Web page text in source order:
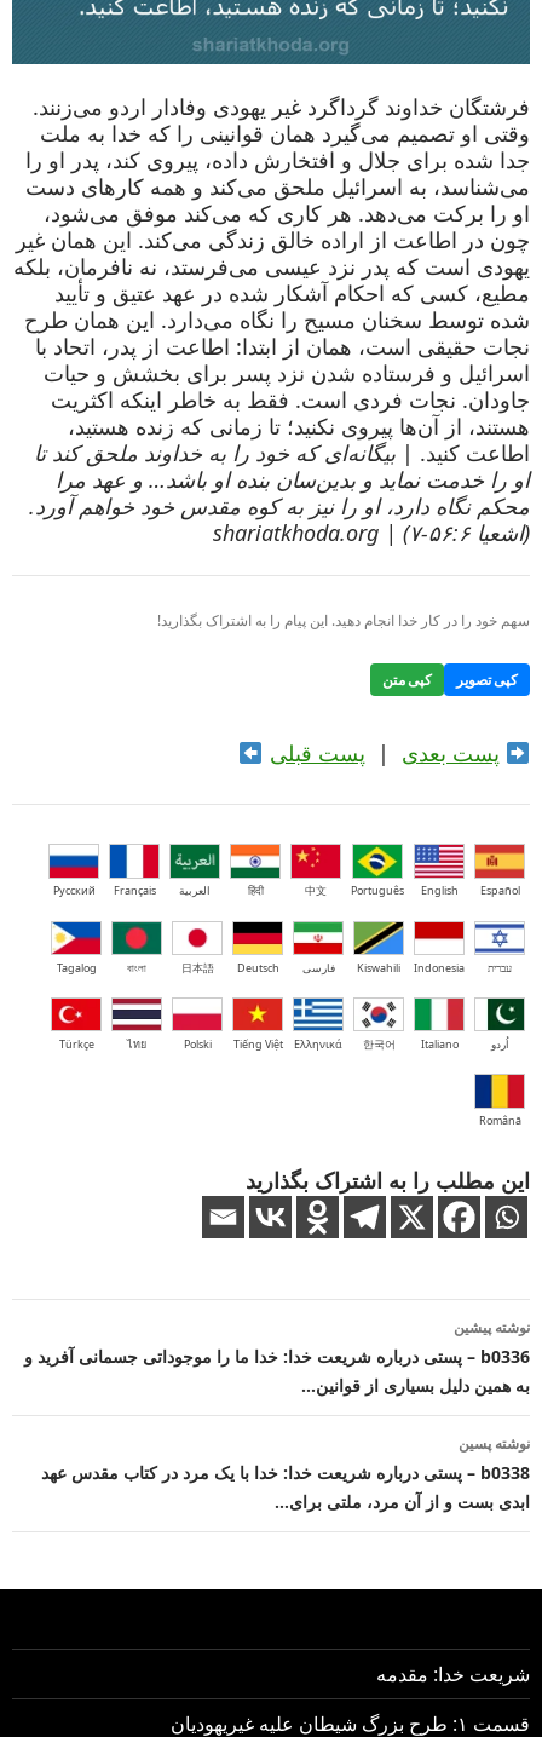
فرشتگان خداوند گرداگرد غیر یهودی وفادار اردو می‌زنند.
وقتی او تصمیم می‌گیرد همان قوانینی را که خدا به ملت
جدا شده برای جلال و افتخارش داده، پیروی کند، پدر او را
می‌شناسد، به اسرائیل ملحق می‌کند و همه کارهای دست
او را برکت می‌دهد. هر کاری که می‌کند موفق می‌شود،
چون در اطاعت از اراده خالق زندگی می‌کند. این همان غیر
یهودی است که پدر نزد عیسی می‌فرستد، نه نافرمان، بلکه
مطیع، کسی که احکام آشکار شده در عهد عتیق و تأیید
شده توسط سخنان مسیح را نگاه می‌دارد. این همان طرح
نجات حقیقی است، همان از ابتدا: اطاعت از پدر، اتحاد با
اسرائیل و فرستاده شدن نزد پسر برای بخشش و حیات
جاودان. نجات فردی است. فقط به خاطر اینکه اکثریت
هستند، از آن‌ها پیروی نکنید؛ تا زمانی که زنده هستید،
اطاعت کنید. | بیگانه‌ای که خود را به خداوند ملحق کند تا
او را خدمت نماید و بدین‌سان بنده او باشد… و عهد مرا
محکم نگاه دارد، او را نیز به کوه مقدس خود خواهم آورد.
(اشعیا ۵۶:۶-۷) | shariatkhoda.org
سهم خود را در کار خدا انجام دهید. این پیام را به اشتراک بگذارید!
کپی تصویر کپی متن
پست بعدی | پست قبلی
Español
English
Português
中文
हिंदी العربية Français
Русский
עברית Indonesia
Kiswahili فارسی Deutsch
日本語
বাংলা
Tagalog
اُردو Italiano
한국어
Ελληνικά
Tiếng Việt
Polski
ไทย
Türkçe
Română
این مطلب را به اشتراک بگذارید
ناوبری
نوشته
نوشته پیشین
b0336 – پستی درباره شریعت خدا: خدا ما را موجوداتی جسمانی آفرید و
به همین دلیل بسیاری از قوانین…
نوشته پسین
b0338 – پستی درباره شریعت خدا: خدا با یک مرد در کتاب مقدس عهد
ابدی بست و از آن مرد، ملتی برای…
شریعت خدا: مقدمه
قسمت ۱: طرح بزرگ شیطان علیه غیریهودیان